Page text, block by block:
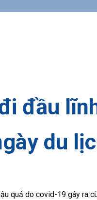
đầu
du
quả do covid-19 gây ra